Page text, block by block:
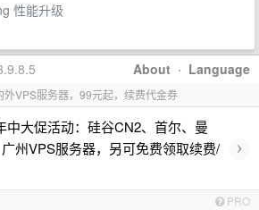
性能升级
About · Language
VPS服务器，99元起，续费代金券
中大促活动：硅谷CN2、首尔、曼
州VPS服务器，另可免费领取续费/
›
PRO